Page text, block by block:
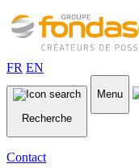
FR EN
Recherche
Menu
Contact